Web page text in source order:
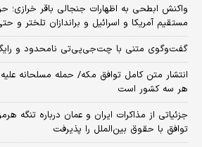
واکنش ابطحی به اظهارات جنجالی باقر خرازی؛
مستقیم آمریکا و اسرائیل و براندازان تلختر و
گفت‌وگوی متنی با چت‌جی‌پی‌تی نامحدود و
انتشار متن کامل توافق مکه/ حمله مسلحانه
هر سه کشور است
جزئیاتی از مذاکرات ایران و عمان درباره تنگه
توافق با حقوق بین‌الملل را پذیرفت